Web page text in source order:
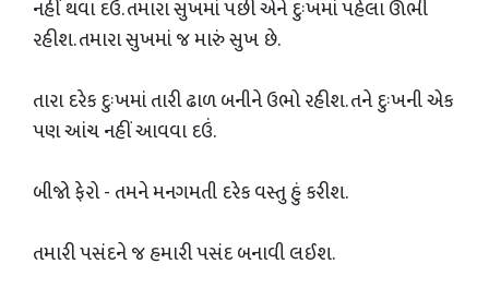
નહીં થવા દઉં. તમારા સુખમાં પછી એને દુઃખમાં પહેલા ઊભી
રહીશ. તમારા સુખમાં જ મારું સુખ છે.
તારા દરેક દુઃખમાં તારી ઢાળ બનીને ઉભો રહીશ. તને દુઃખની એક
પણ આંચ નહીં આવવા દઉં.
બીજો ફેરો - તમને મનગમતી દરેક વસ્તુ હું કરીશ.
તમારી પસંદને જ હમારી પસંદ બનાવી લઈશ.